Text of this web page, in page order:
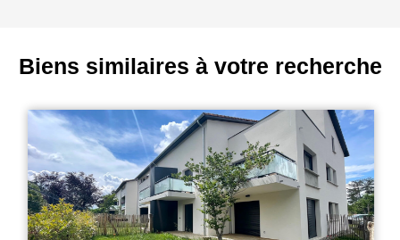
Biens similaires à votre recherche